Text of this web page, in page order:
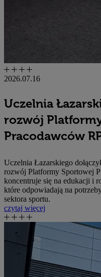
2026.07.16
Uczelnia
rozwój
Pracodawców
Uczelnia Łazarskiego
rozwój Platformy Sportowej
koncentruje się na edukacji i
które odpowiadają na
sektora sportu.
czytaj więcej